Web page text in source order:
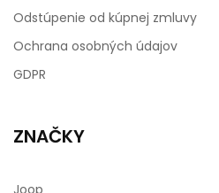
Odstúpenie od kúpnej zmluvy
Ochrana osobných údajov
GDPR
ZNAČKY